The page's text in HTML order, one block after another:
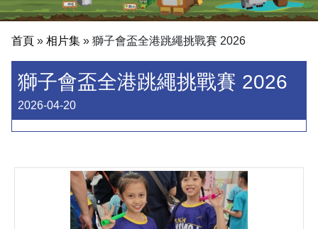
首頁 » 相片集 » 獅子會盃全港跳繩挑戰賽 2026
獅子會盃全港跳繩挑戰賽 2026
2026-04-20